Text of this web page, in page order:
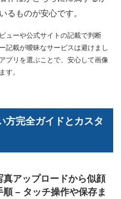
るものが安心です。
ューや公式サイトの記載で判断
記載が曖昧なサービスは避けまし
プリを選ぶことで、安心して画像
す。
方完全ガイドとカスタ
アップロードから似顔
– タッチ操作や保存ま